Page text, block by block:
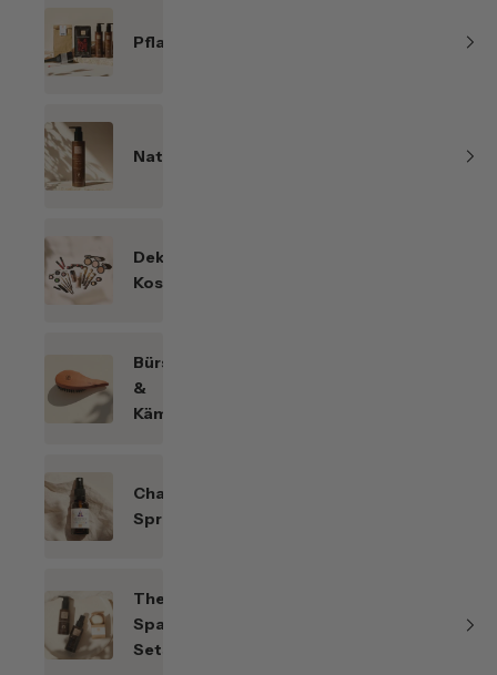
Pflanzenhaarfarben
Naturkosmetik
Dekorative
Kosmetik
Bürsten
&
Kämme
Chakren-
Sprays
Themen-
Spar-
Sets